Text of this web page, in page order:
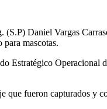
Daniel Vargas
mascotas.
Estratégico Operacional
que fueron capturados